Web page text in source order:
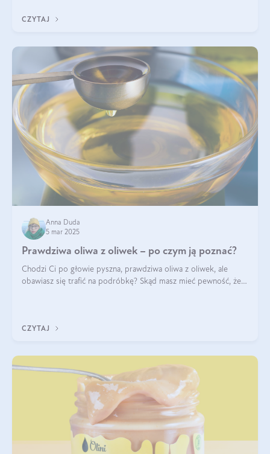
CZYTAJ
Anna Duda
5 mar 2025
Prawdziwa oliwa z oliwek – po czym ją poznać?
Chodzi Ci po głowie pyszna, prawdziwa oliwa z oliwek, ale
obawiasz się trafić na podróbkę? Skąd masz mieć pewność, że
CZYTAJ